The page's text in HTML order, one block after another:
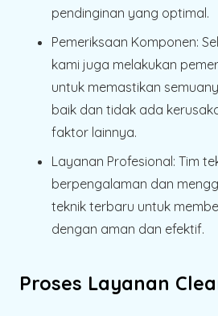
pendinginan yang optimal.
Pemeriksaan Komponen:
kami juga melakukan
untuk memastikan
baik dan tidak ada
faktor lainnya.
Layanan Profesional: Tim
berpengalaman dan
teknik terbaru untuk
dengan aman dan efektif.
Proses Layanan